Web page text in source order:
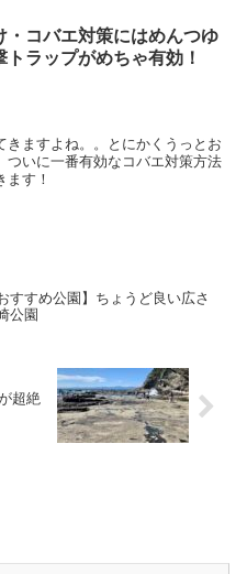
・コバエ対策にはめんつゆ
トラップがめちゃ有効！
きますよね。。とにかくうっとお
ついに一番有効なコバエ対策方法
す！
すすめ公園】ちょうど良い広さ
公園
超絶